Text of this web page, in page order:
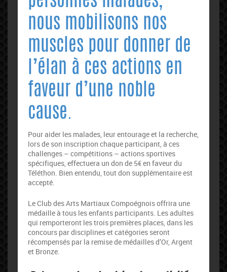
nous mobilisons nos
muscles pour donner de
l’élan à ces actions en
faveur d’une noble
cause.
Pour aider les malades, leur entourage et la recherche,
lors de son inscription chaque participant, à ces
challenges – compétitions – actions sportives
spécifiques, effectuera un don de 5€ en faveur du
Téléthon. Bien entendu, tout don supplémentaire est
accepté.
Le Club des Arts Martiaux Compoégnois offrira une
médaille à tous les enfants participants. Les adultes
qui remporteront les trois premières places, dans les
concours par disciplines et catégories seront
récompensés par la remise de médailles d’Or, Argent
et Bronze.